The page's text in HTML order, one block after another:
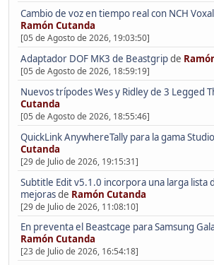
Cambio de voz en tiempo real con NCH
Ramón Cutanda
[05 de Agosto de 2026, 19:03:50]
Adaptador DOF MK3 de Beastgripde
[05 de Agosto de 2026, 18:59:19]
Nuevos trípodes Wes y Ridley de 3 Legged
Cutanda
[05 de Agosto de 2026, 18:55:46]
QuickLink AnywhereTally para la gama
Cutanda
[29 de Julio de 2026, 19:15:31]
Subtitle Edit v5.1.0 incorpora una larga lista
mejorasde Ramón Cutanda
[29 de Julio de 2026, 11:08:10]
En preventa el Beastcage para Samsung
Ramón Cutanda
[23 de Julio de 2026, 16:54:18]